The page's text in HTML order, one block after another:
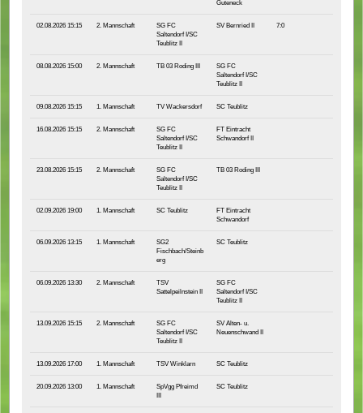
Guteneck
02.08.2026 15:15 2. Mannschaft
SG FC
Saltendorf I/SC
Teublitz II
SV Bernried II 7:0
08.08.2026 15:00 2. Mannschaft TB 03 Roding III
SG FC
Saltendorf I/SC
Teublitz II
09.08.2026 15:15 1. Mannschaft TV Wackersdorf SC Teublitz
16.08.2026 15:15 2. Mannschaft
SG FC
Saltendorf I/SC
Teublitz II
FT Eintracht
Schwandorf II
23.08.2026 15:15 2. Mannschaft
SG FC
Saltendorf I/SC
Teublitz II
TB 03 Roding III
02.09.2026 19:00 1. Mannschaft SC Teublitz
FT Eintracht
Schwandorf
06.09.2026 13:15 1. Mannschaft
SG2
Fischbach/Steinb
erg
SC Teublitz
06.09.2026 13:30 2. Mannschaft
TSV
Sattelpeilnstein II
SG FC
Saltendorf I/SC
Teublitz II
13.09.2026 15:15 2. Mannschaft
SG FC
Saltendorf I/SC
Teublitz II
SV Alten- u.
Neuenschwand II
13.09.2026 17:00 1. Mannschaft TSV Winklarn SC Teublitz
20.09.2026 13:00 1. Mannschaft
SpVgg Pfreimd
SC Teublitz